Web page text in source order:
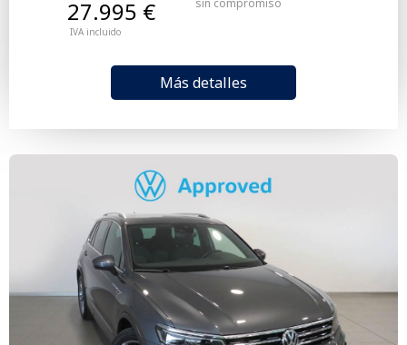
IVA incluido
27.995 €
Más detalles
sin compromiso